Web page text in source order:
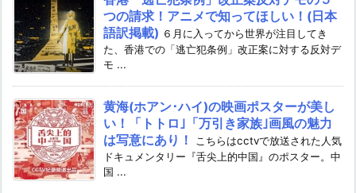
つの請求！アニメで知ってほしい！(日本
語訳掲載) ６月に入ってから世界が注目してき
た、香港での「逃亡犯条例」改正案に対する反対デ
モ ...
黄海(ホアン･ハイ)の映画ポスターが美し
い！「トトロ｣「万引き家族｣画風の魅力
は写意にあり！
こちらはcctvで放送された人気
ドキュメンタリー『舌尖上的中国』のポスター。中
国 ...